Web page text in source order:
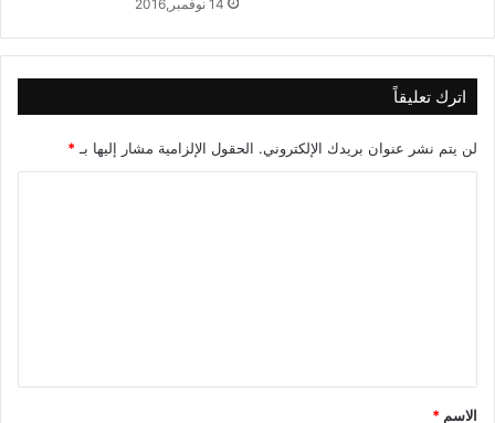
14 نوفمبر,2016
اترك تعليقاً
لن يتم نشر عنوان بريدك الإلكتروني. الحقول الإلزامية مشار إليها بـ *
ق
الاسم *